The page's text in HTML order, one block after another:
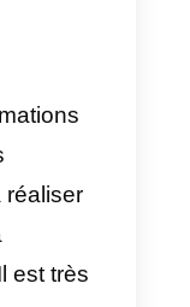
options
elles sont
de